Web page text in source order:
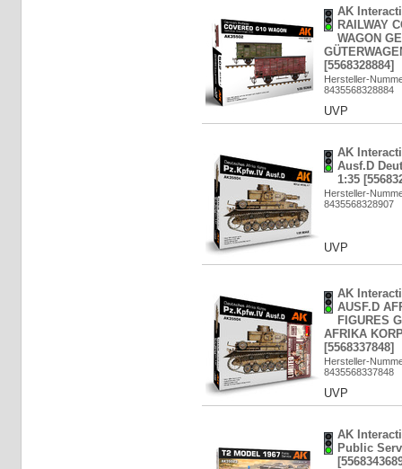
AK
RAILWAY
WAGON
[5568328884]
Hersteller-
8435568328884
UVP
AK
Ausf.D
1:35
Hersteller-
8435568328907
UVP
AK
AUSF.D
FIGURES
AFRIKA
[5568337848]
Hersteller-
8435568337848
UVP
AK
Public